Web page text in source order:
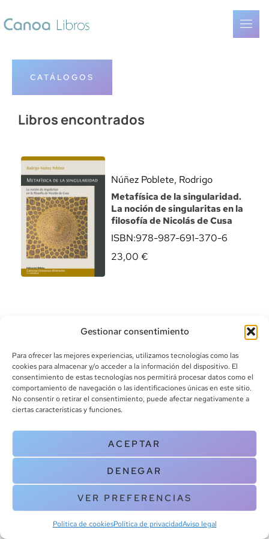
Gestionar consentimiento
Para ofrecer las mejores experiencias, utilizamos tecnologías como las
cookies para almacenar y/o acceder a la información del dispositivo. El
consentimiento de estas tecnologías nos permitirá procesar datos como el
comportamiento de navegación o las identificaciones únicas en este sitio.
No consentir o retirar el consentimiento, puede afectar negativamente a
ciertas características y funciones.
ACEPTAR
DENEGAR
VER PREFERENCIAS
Política de cookiesPolítica de privacidadAviso legal
CATÁLOGOS
Libros encontrados
Núñez Poblete, Rodrigo
Metafísica de la singularidad.
La noción de singularitas en la
filosofía de Nicolás de Cusa
ISBN:978-987-691-370-6
23,00 €
info@canoalibros.com
pedidos@canoalibros.com
+34 934 242 391
CONTACTO
Copyright © 2025 Canoa Libros. All Rights Reserved |
cookies
| Aviso legal